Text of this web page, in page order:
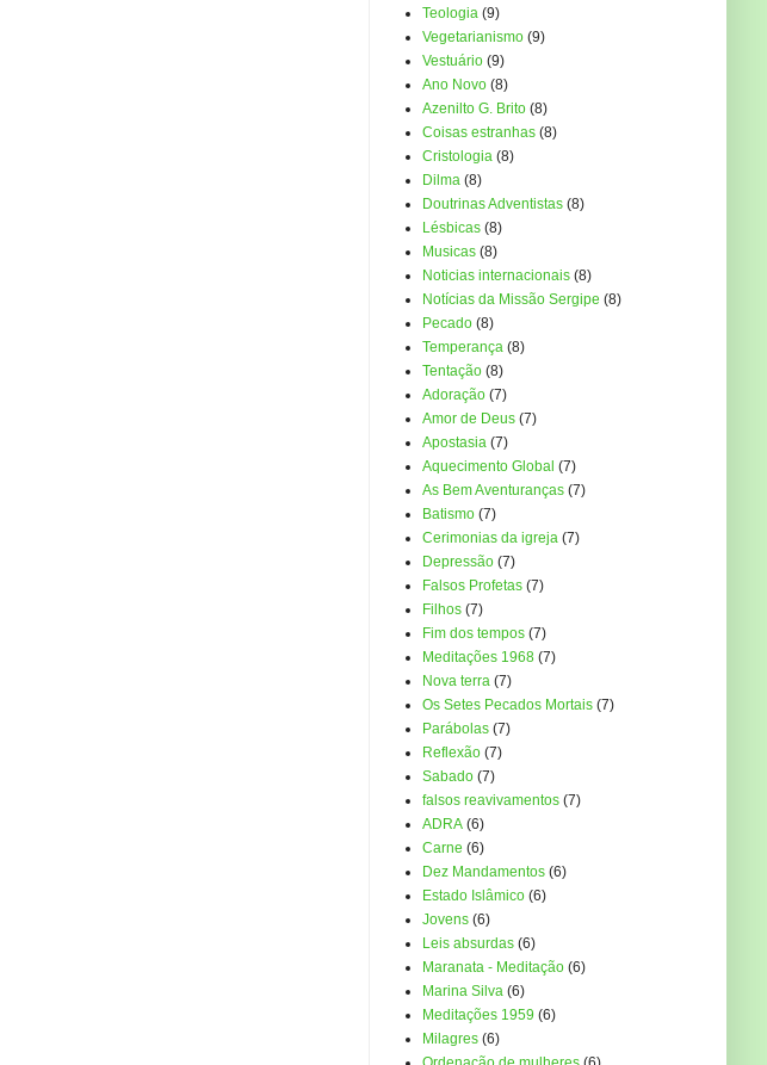
Teologia (9)
Vegetarianismo (9)
Vestuário (9)
Ano Novo (8)
Azenilto G. Brito (8)
Coisas estranhas (8)
Cristologia (8)
Dilma (8)
Doutrinas Adventistas (8)
Lésbicas (8)
Musicas (8)
Noticias internacionais (8)
Notícias da Missão Sergipe (8)
Pecado (8)
Temperança (8)
Tentação (8)
Adoração (7)
Amor de Deus (7)
Apostasia (7)
Aquecimento Global (7)
As Bem Aventuranças (7)
Batismo (7)
Cerimonias da igreja (7)
Depressão (7)
Falsos Profetas (7)
Filhos (7)
Fim dos tempos (7)
Meditações 1968 (7)
Nova terra (7)
Os Setes Pecados Mortais (7)
Parábolas (7)
Reflexão (7)
Sabado (7)
falsos reavivamentos (7)
ADRA (6)
Carne (6)
Dez Mandamentos (6)
Estado Islâmico (6)
Jovens (6)
Leis absurdas (6)
Maranata - Meditação (6)
Marina Silva (6)
Meditações 1959 (6)
Milagres (6)